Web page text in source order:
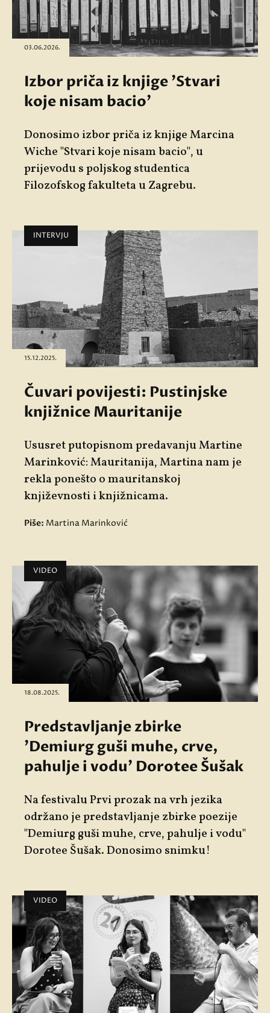
03.06.2026.
Izbor priča iz knjige 'Stvari
koje nisam bacio'
Donosimo izbor priča iz knjige Marcina
Wiche "Stvari koje nisam bacio", u
prijevodu s poljskog studentica
Filozofskog fakulteta u Zagrebu.
INTERVJU
15.12.2025.
Čuvari povijesti: Pustinjske
knjižnice Mauritanije
Ususret putopisnom predavanju Martine
Marinković: Mauritanija, Martina nam je
rekla ponešto o mauritanskoj
književnosti i knjižnicama.
Piše: Martina Marinković
VIDEO
18.08.2025.
Predstavljanje zbirke
'Demiurg guši muhe, crve,
pahulje i vodu' Dorotee Šušak
Na festivalu Prvi prozak na vrh jezika
održano je predstavljanje zbirke poezije
"Demiurg guši muhe, crve, pahulje i vodu"
Dorotee Šušak. Donosimo snimku!
VIDEO